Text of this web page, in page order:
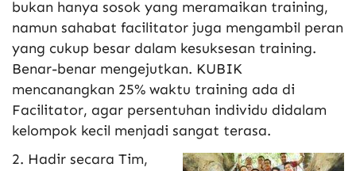
bukan hanya sosok yang meramaikan training,
namun sahabat facilitator juga mengambil peran
yang cukup besar dalam kesuksesan training.
Benar-benar mengejutkan. KUBIK
mencanangkan 25% waktu training ada di
Facilitator, agar persentuhan individu didalam
kelompok kecil menjadi sangat terasa.
2. Hadir secara Tim,